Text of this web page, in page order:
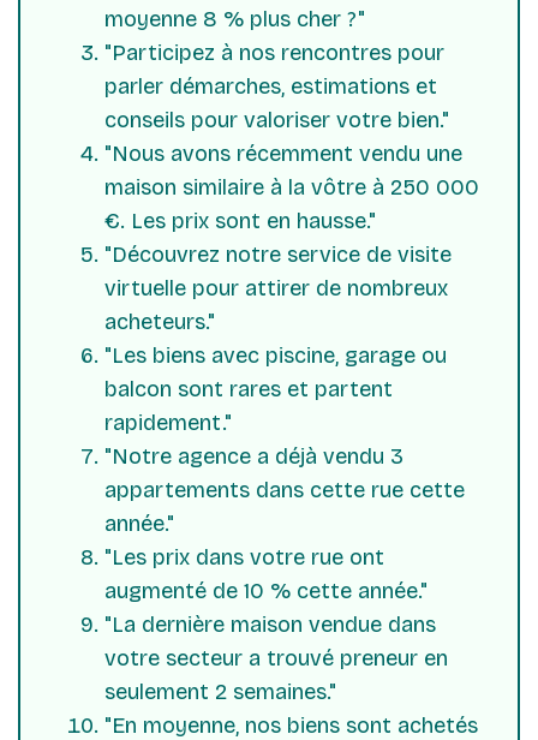
moyenne 8 % plus cher ?"
"Participez à nos rencontres pour
parler démarches, estimations et
conseils pour valoriser votre bien."
"Nous avons récemment vendu une
maison similaire à la vôtre à 250 000
€. Les prix sont en hausse."
"Découvrez notre service de visite
virtuelle pour attirer de nombreux
acheteurs."
"Les biens avec piscine, garage ou
balcon sont rares et partent
rapidement."
"Notre agence a déjà vendu 3
appartements dans cette rue cette
année."
"Les prix dans votre rue ont
augmenté de 10 % cette année."
"La dernière maison vendue dans
votre secteur a trouvé preneur en
seulement 2 semaines."
"En moyenne, nos biens sont achetés